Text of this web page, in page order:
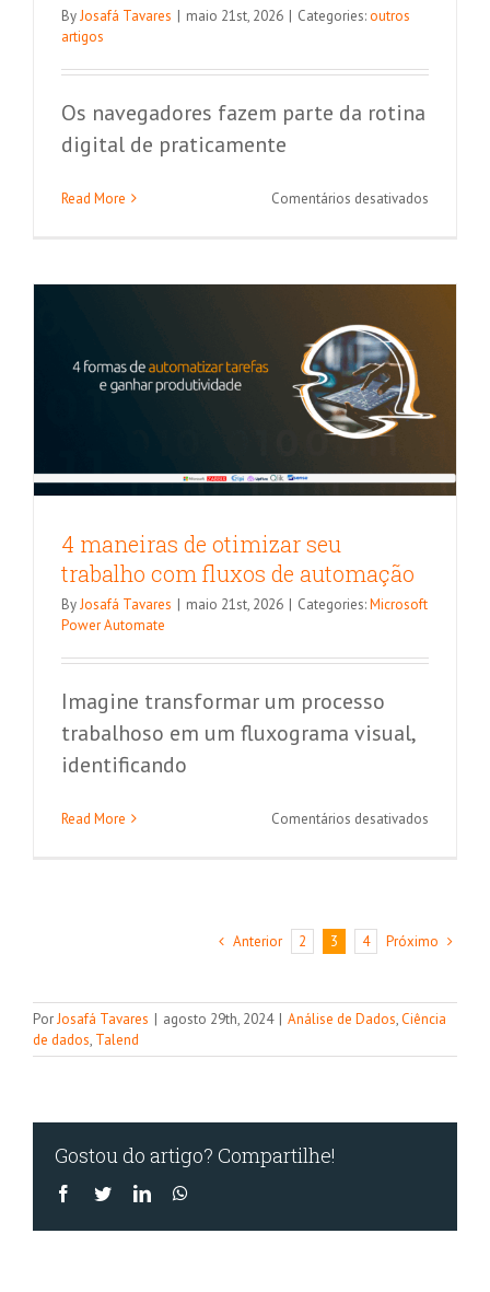
ByJosafá Tavares | maio 21st, 2026 | Categories:outros
artigos
Os navegadores fazem parte da rotina
digital de praticamente
Read More Comentários desativados
do
com fluxos de automação
4 maneiras de otimizar seu
trabalho com fluxos de automação
ByJosafá Tavares | maio 21st, 2026 | Categories:Microsoft
Power Automate
Imagine transformar um processo
trabalhoso em um fluxograma visual,
identificando
Read More Comentários desativados
trabalho
de
Anterior 2 3 4 Próximo
PorJosafá Tavares | agosto 29th, 2024 | Análise de Dados,Ciência
de dados, Talend
Gostou do artigo? Compartilhe!
Facebook
TwitterLinkedIn